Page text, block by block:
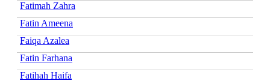
Fatimah Zahra
Fatin Ameena
Faiqa Azalea
Fatin Farhana
Fatihah Haifa